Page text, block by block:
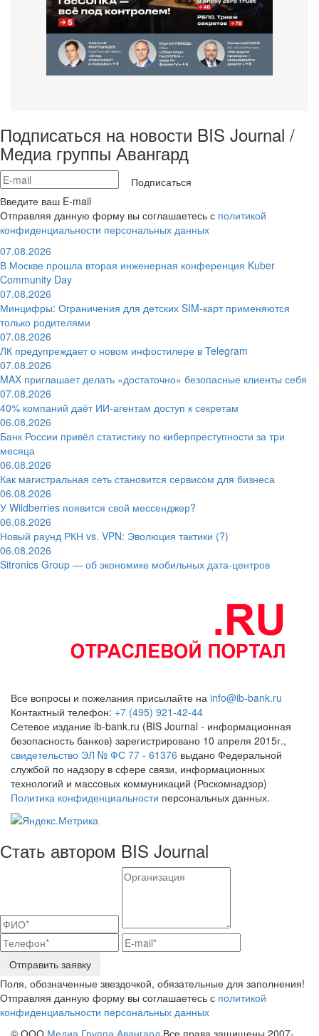
Подписаться на новости BIS Journal /
Медиа группы Авангард
Подписаться
Введите ваш E-mail
Отправляя данную форму вы соглашаетесь с политикой
конфиденциальности персональных данных
07.08.2026
В Москве прошла вторая инженерная конференция Kuber
Community Day
07.08.2026
Минцифры: Ограничения для детских SIM-карт применяются
только родителями
07.08.2026
ЛК предупреждает о новом инфостилере в Telegram
07.08.2026
MAX приглашает делать «достаточно» безопасные клиенты себя
07.08.2026
40% компаний даёт ИИ‑агентам доступ к секретам
06.08.2026
Банк России привёл статистику по киберпреступности за три
месяца
06.08.2026
Как магистральная сеть становится сервисом для бизнеса
06.08.2026
У Wildberries появится свой мессенджер?
06.08.2026
Новый раунд РКН vs. VPN: Эволюция тактики (?)
06.08.2026
Sitronics Group — об экономике мобильных дата-центров
Все вопросы и пожелания присылайте на info@ib-bank.ru
Контактный телефон: +7 (495) 921-42-44
Сетевое издание ib-bank.ru (BIS Journal - информационная
безопасность банков) зарегистрировано 10 апреля 2015г.,
свидетельство ЭЛ № ФС 77 - 61376 выдано Федеральной
службой по надзору в сфере связи, информационных
технологий и массовых коммуникаций (Роскомнадзор)
Политика конфиденциальности персональных данных.
Стать автором BIS Journal
Отправить заявку
Поля, обозначенные звездочкой, обязательные для заполнения!
Отправляя данную форму вы соглашаетесь с политикой
конфиденциальности персональных данных